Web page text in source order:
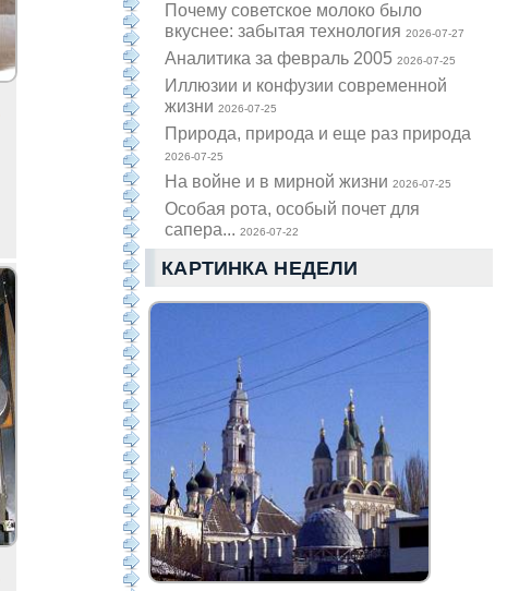
Почему советское молоко было
вкуснее: забытая технология2026-07-27
Аналитика за февраль 20052026-07-25
Иллюзии и конфузии современной
жизни2026-07-25
Природа, природа и еще раз природа
2026-07-25
На войне и в мирной жизни2026-07-25
Особая рота, особый почет для
сапера...2026-07-22
КАРТИНКА НЕДЕЛИ